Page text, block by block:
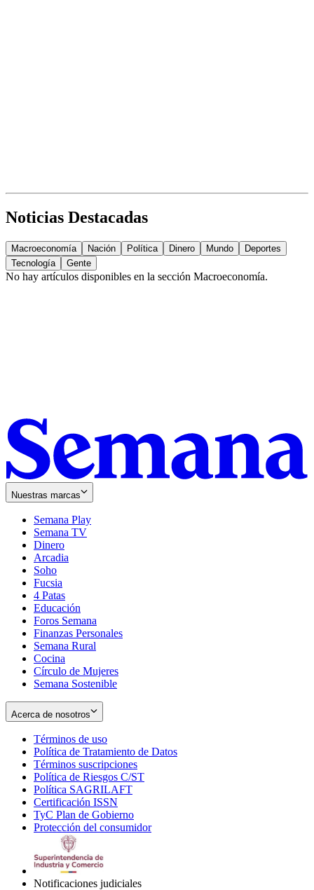
Noticias Destacadas
Macroeconomía Nación Política Dinero Mundo
Deportes
Tecnología
Gente
No hay artículos disponibles en la sección Macroeconomía.
Nuestras marcas
Semana Play
Semana TV
Dinero
Arcadia
Soho
in
new
window
Fucsia
in
new
window
4 Patas
Educación
Foros Semana
Finanzas Personales
Semana Rural
Cocina
Círculo de Mujeres
Semana Sostenible
Acerca de nosotros
Términos de uso
in
new
window
Política de Tratamiento de Datos
Términos suscripciones
in
Política de Riesgos C/ST
Política SAGRILAFT
new
window
Certificación ISSN
in
new
TyC Plan de Gobierno
in
Protección del consumidorOpens
Notificaciones judiciales